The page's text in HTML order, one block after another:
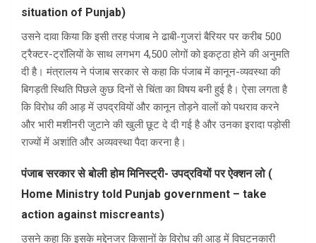
situation of Punjab)
उसने दावा किया कि इसी तरह पंजाब ने ढाबी-गुजरां बैरियर पर करीब 500
ट्रैक्टर-ट्रॉलियों के साथ लगभग 4,500 लोगों को इकट्ठा होने की अनुमति
दी है। मंत्रालय ने पंजाब सरकार से कहा कि पंजाब में कानून-व्यवस्था की
बिगड़ती स्थिति पिछले कुछ दिनों से चिंता का विषय बनी हुई है। ऐसा लगता है
कि विरोध की आड़ में उपद्रवियों और कानून तोड़ने वालों को पथराव करने
और भारी मशीनरी जुटाने की खुली छूट दे दी गई है और उनका इरादा पड़ोसी
राज्यों में अशांति और अव्यवस्था पैदा करना है।
पंजाब सरकार से बोली होम मिनिस्ट्री- उपद्रवियों पर ऐक्शन लो (
Home Ministry told Punjab government – take
action against miscreants)
उसने कहा कि इसके मद्देनजर किसानों के विरोध की आड़ में विघटनकारी